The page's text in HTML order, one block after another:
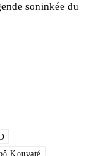
soninkée du